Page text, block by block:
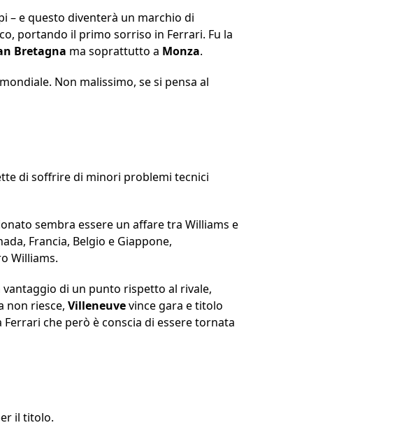
– e questo diventerà un marchio di
portando il primo sorriso in Ferrari. Fu la
Bretagna ma soprattutto a Monza.
Non malissimo, se si pensa al
di soffrire di minori problemi tecnici
sembra essere un affare tra Williams e
Francia, Belgio e Giappone,
Williams.
di un punto rispetto al rivale,
non riesce, Villeneuvevince gara e titolo
che però è conscia di essere tornata
il titolo.